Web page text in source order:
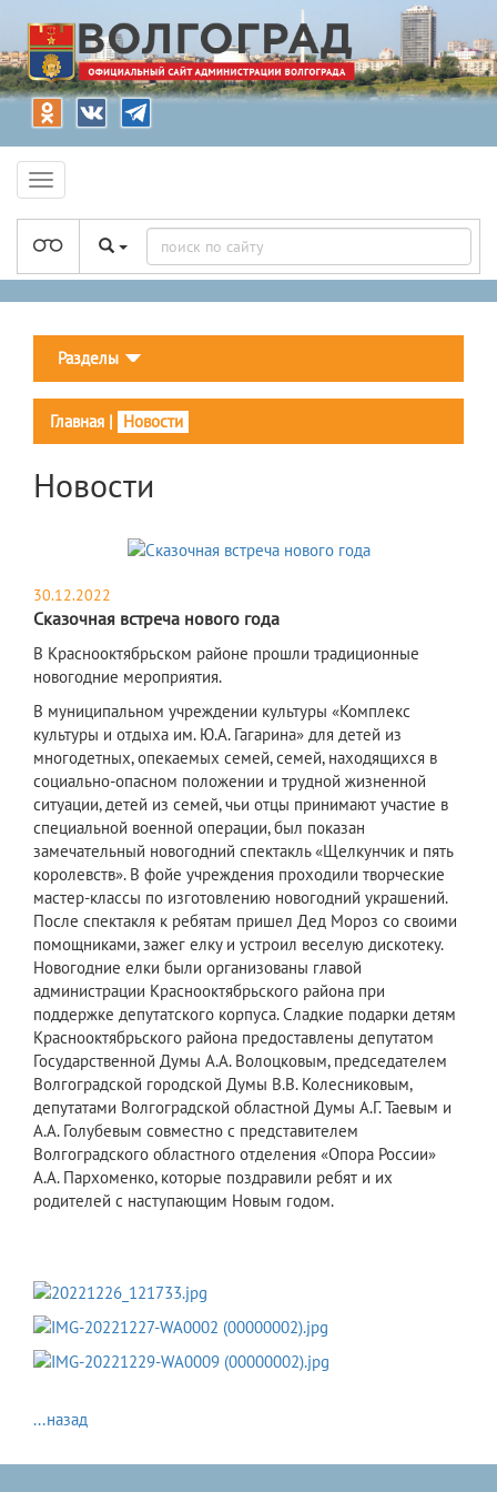
Разделы
Главная | Новости
Новости
30.12.2022
Сказочная встреча нового года
В Краснооктябрьском районе прошли традиционные
новогодние мероприятия.
В муниципальном учреждении культуры «Комплекс
культуры и отдыха им. Ю.А. Гагарина» для детей из
многодетных, опекаемых семей, семей, находящихся в
социально-опасном положении и трудной жизненной
ситуации, детей из семей, чьи отцы принимают участие в
специальной военной операции, был показан
замечательный новогодний спектакль «Щелкунчик и пять
королевств». В фойе учреждения проходили творческие
мастер-классы по изготовлению новогодний украшений.
После спектакля к ребятам пришел Дед Мороз со своими
помощниками, зажег елку и устроил веселую дискотеку.
Новогодние елки были организованы главой
администрации Краснооктябрьского района при
поддержке депутатского корпуса. Сладкие подарки детям
Краснооктябрьского района предоставлены депутатом
Государственной Думы А.А. Волоцковым, председателем
Волгоградской городской Думы В.В. Колесниковым,
депутатами Волгоградской областной Думы А.Г. Таевым и
А.А. Голубевым совместно с представителем
Волгоградского областного отделения «Опора России»
А.А. Пархоменко, которые поздравили ребят и их
родителей с наступающим Новым годом.
...назад